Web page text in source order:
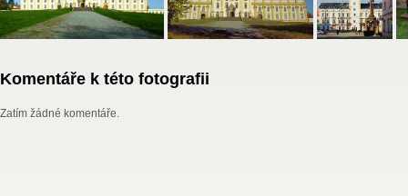
Komentáře k této fotografii
Zatím žádné komentáře.